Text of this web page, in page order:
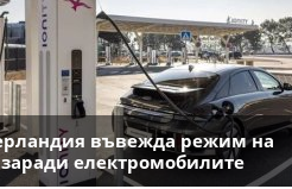
въвежда режим на
заради електромобилите